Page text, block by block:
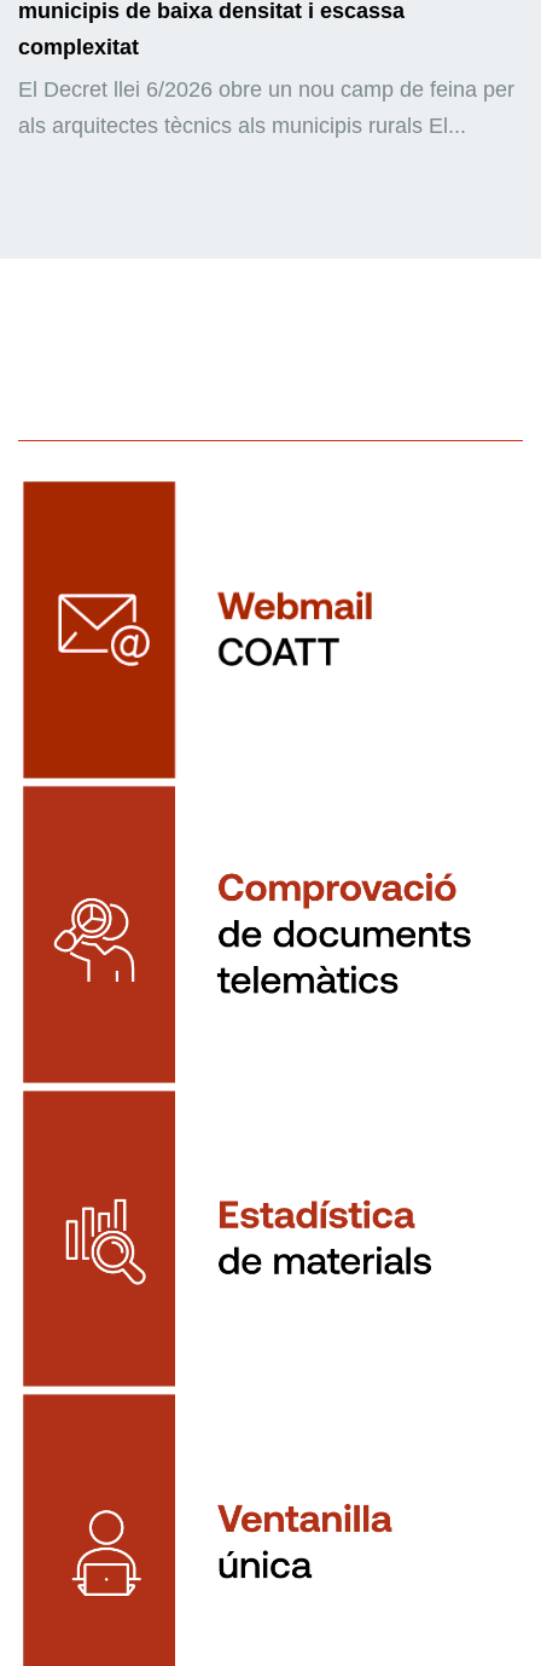
municipis de baixa densitat i escassa
complexitat
El Decret llei 6/2026 obre un nou camp de feina per
als arquitectes tècnics als municipis rurals El...